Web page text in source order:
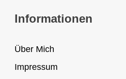
Informationen
Über Mich
Impressum